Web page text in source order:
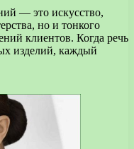
— это искусство,
но и тонкого
клиентов. Когда речь
изделий, каждый